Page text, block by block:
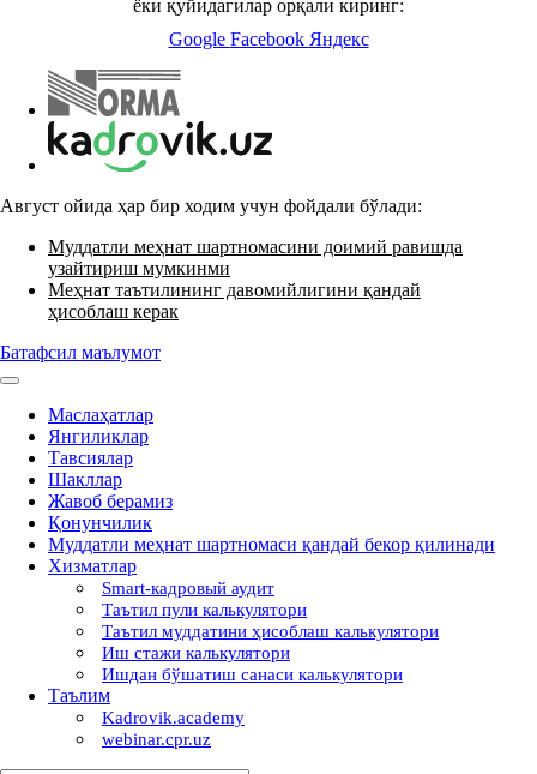
ёки қуйидагилар орқали киринг:
Google Facebook Яндекс
Август ойида ҳар бир ходим учун фойдали бўлади:
Муддатли меҳнат шартномасини доимий равишда
узайтириш мумкинми
Меҳнат таътилининг давомийлигини қандай
ҳисоблаш керак
Батафсил маълумот
Маслаҳатлар
Янгиликлар
Тавсиялар
Шакллар
Жавоб берамиз
Қонунчилик
Муддатли меҳнат шартномаси қандай бекор қилинади
Хизматлар
Smart-кадровый аудит
Таътил пули калькулятори
Таътил муддатини ҳисоблаш калькулятори
Иш стажи калькулятори
Ишдан бўшатиш санаси калькулятори
Таълим
Kadrovik.academy
webinar.cpr.uz